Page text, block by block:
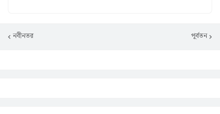
নবীনতর পূর্বতন